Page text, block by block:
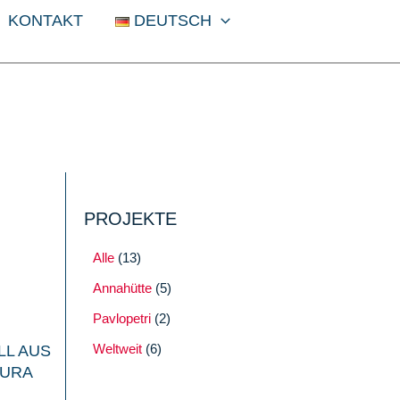
KONTAKT DEUTSCH
AUS
PROJEKTE
Alle(13)
Annahütte(5)
Pavlopetri(2)
Weltweit(6)